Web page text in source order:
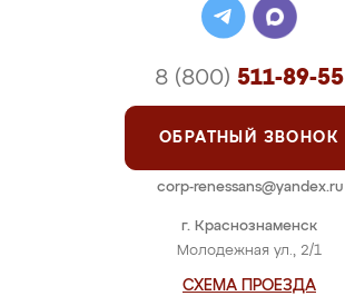
г. Краснознаменск
Молодежная ул., 2/1
СХЕМА ПРОЕЗДА
8 (800) 511-89-55
ОБРАТНЫЙ ЗВОНОК
corp-renessans@yandex.ru